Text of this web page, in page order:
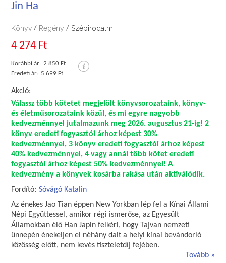
Jin Ha
Könyv / Regény / Szépirodalmi
4 274 Ft
Korábbi ár: 2 850 Ft
Eredeti ár: 5 699 Ft
Akció:
Válassz több kötetet megjelölt könyvsorozataink, könyv-
és életműsorozataink közül, és mi egyre nagyobb
kedvezménnyel jutalmazunk meg 2026. augusztus 21-ig! 2
könyv eredeti fogyasztói árhoz képest 30%
kedvezménnyel, 3 könyv eredeti fogyasztói árhoz képest
40% kedvezménnyel, 4 vagy annál több kötet eredeti
fogyasztói árhoz képest 50% kedvezménnyel! A
kedvezmény a könyvek kosárba rakása után aktiválódik.
Fordító: Sóvágó Katalin
Az énekes Jao Tian éppen New Yorkban lép fel a Kínai Állami
Népi Együttessel, amikor régi ismerőse, az Egyesült
Államokban élő Han Japin felkéri, hogy Tajvan nemzeti
ünnepén énekeljen el néhány dalt a helyi kínai bevándorló
közösség előtt, nem kevés tiszteletdíj fejében.
Tovább